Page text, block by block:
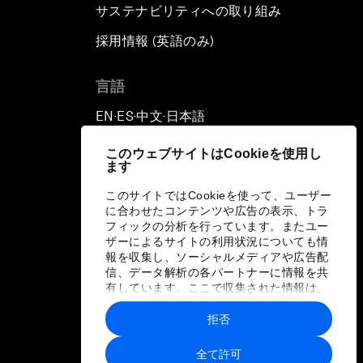
このウェブサイトはCookieを使用し
ます
このサイトではCookieを使って、ユーザー
に合わせたコンテンツや広告の表示、トラ
フィックの分析を行っています。またユー
ザーによるサイトの利用状況についても情
報を収集し、ソーシャルメディアや広告配
信、データ解析の各パートナーに情報を共
有しています。ここで収集された情報は、
ユーザーが各パートナーに提供した他の情
報や各パートナーのサービスを使用した際
に収集された情報と組み合わされ、各パー
トナーによって使用されることがありま
全て許可
拒否
サステナビリティへの取り組み
採用情報 (英語のみ)
言語
EN ▪ ES▪中文▪ 日本語